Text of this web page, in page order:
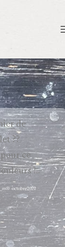
de
??
ce
!..